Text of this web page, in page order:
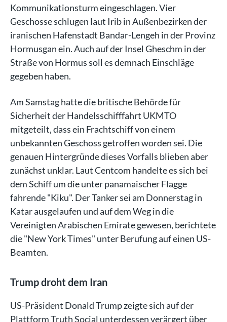
Kommunikationsturm eingeschlagen. Vier
Geschosse schlugen laut Irib in Außenbezirken der
iranischen Hafenstadt Bandar-Lengeh in der Provinz
Hormusgan ein. Auch auf der Insel Gheschm in der
Straße von Hormus soll es demnach Einschläge
gegeben haben.
Am Samstag hatte die britische Behörde für
Sicherheit der Handelsschifffahrt UKMTO
mitgeteilt, dass ein Frachtschiff von einem
unbekannten Geschoss getroffen worden sei. Die
genauen Hintergründe dieses Vorfalls blieben aber
zunächst unklar. Laut Centcom handelte es sich bei
dem Schiff um die unter panamaischer Flagge
fahrende "Kiku". Der Tanker sei am Donnerstag in
Katar ausgelaufen und auf dem Weg in die
Vereinigten Arabischen Emirate gewesen, berichtete
die "New York Times" unter Berufung auf einen US-
Beamten.
Trump droht dem Iran
US-Präsident Donald Trump zeigte sich auf der
Plattform Truth Social unterdessen verärgert über